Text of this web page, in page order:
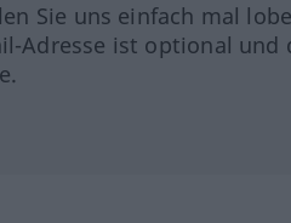
Sie uns einfach mal
Adresse ist optional und